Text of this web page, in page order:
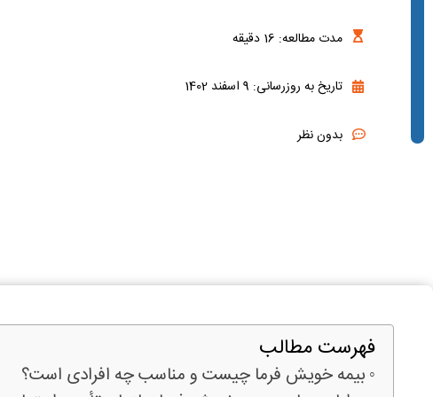
مدت مطالعه: 16 دقیقه
تاریخ به روزرسانی: 9 اسفند 1402
بدون نظر
فهرست مطالب
بیمه خویش ‌فرما چیست و مناسب چه افرادی است؟